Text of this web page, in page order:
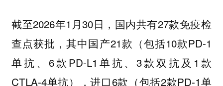
截至2026年1月30日，国内共有27款免疫检
查点获批，其中国产21款（包括10款PD-1
单抗、6款PD-L1单抗、3款双抗及1款
CTLA-4单抗），进口6款（包括2款PD-1单